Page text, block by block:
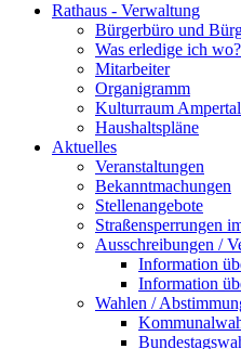
Rathaus - Verwaltung
Bürgerbüro und
Was erledige ich wo?
Mitarbeiter
Organigramm
Kulturraum
Haushaltspläne
Aktuelles
Veranstaltungen
Bekanntmachungen
Stellenangebote
Straßensperrungen
Ausschreibungen /
Information
Information
Wahlen /